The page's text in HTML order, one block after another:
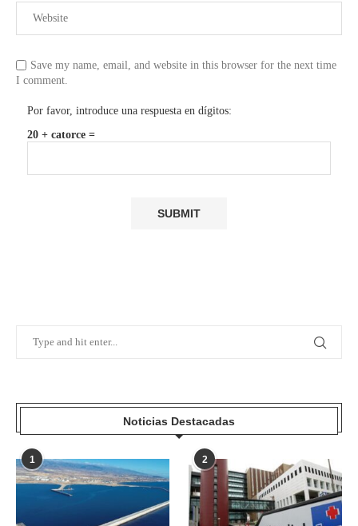
Save my name, email, and website in this browser for the next time
I comment.
Por favor, introduce una respuesta en dígitos:
20 + catorce =
Noticias Destacadas
1 2